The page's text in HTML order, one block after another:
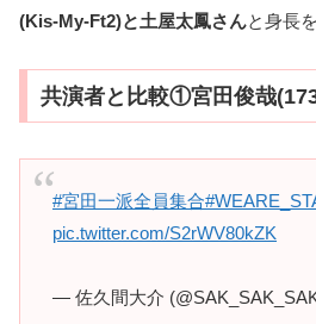
(Kis-My-Ft2)と土屋太鳳さんと身長
共演者と比較①宮田俊哉
#宮田一派全員集合
pic.twitter.com/S2rWV80kZK
— 佐久間大介